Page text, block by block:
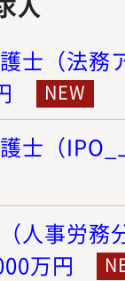
士（法務
士（
人事労務
万円